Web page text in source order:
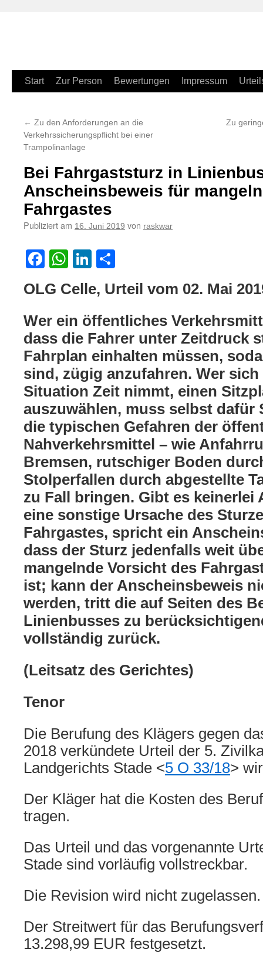
Zum
springen
Start Zur Person Bewertungen Impressum
← Zu den Anforderungen an die
Verkehrssicherungspflicht bei einer
Trampolinanlage
Zu
Bei Fahrgaststurz in
Anscheinsbeweis für
Fahrgastes
Publiziert am 16. Juni 2019 von raskwar
Facebook
WhatsApp
LinkedIn
OLG Celle, Urteil vom 02. Mai
Wer ein öffentliches
dass die Fahrer unter Zeitdruck
Fahrplan einhalten müssen,
sind, zügig anzufahren. Wer
Situation Zeit nimmt, einen
auszuwählen, muss selbst dafür
die typischen Gefahren der
Nahverkehrsmittel – wie
Bremsen, rutschiger Boden
Stolperfallen durch abgestellte
zu Fall bringen. Gibt es keinerlei
eine sonstige Ursache des
Fahrgastes, spricht ein
dass der Sturz jedenfalls weit
mangelnde Vorsicht des
ist; kann der Anscheinsbeweis
werden, tritt die auf Seiten des
Linienbusses zu
vollständig zurück.
(Leitsatz des Gerichtes)
Tenor
Die Berufung des Klägers gegen
2018 verkündete Urteil der 5.
Landgerichts Stade <5 O 33/18>
Der Kläger hat die Kosten des
tragen.
Das Urteil und das vorgenannte
Stade sind vorläufig vollstreckbar.
Die Revision wird nicht zugelassen.
Der Streitwert für das
13.298,99 EUR festgesetzt.